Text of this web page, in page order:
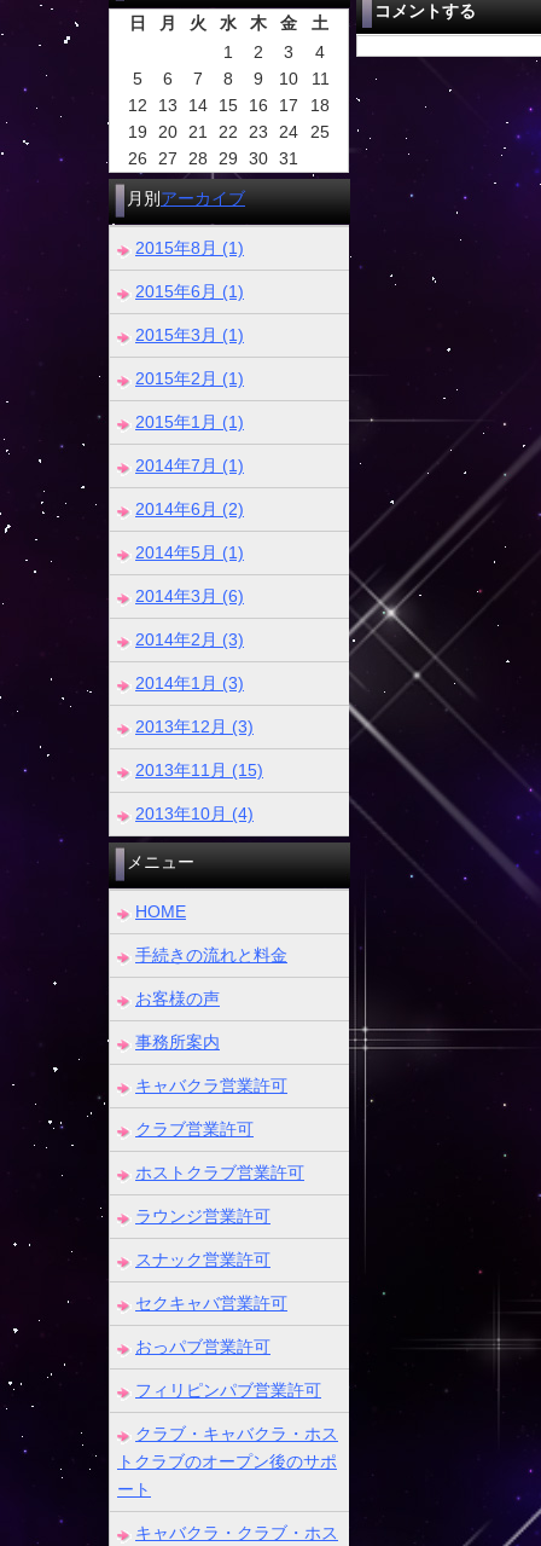
コメントする
日 月 火 水 木 金
土
1
2 3
4
5
6 7 8 9 10
11
12
13 14 15 16 17
18
19
20 21 22 23 24
25
26
27 28 29 30 31
月別 アーカイブ
2015年8月 (1)
2015年6月 (1)
2015年3月 (1)
2015年2月 (1)
2015年1月 (1)
2014年7月 (1)
2014年6月 (2)
2014年5月 (1)
2014年3月 (6)
2014年2月 (3)
2014年1月 (3)
2013年12月 (3)
2013年11月 (15)
2013年10月 (4)
メニュー
HOME
手続きの流れと料金
お客様の声
事務所案内
キャバクラ営業許可
クラブ営業許可
ホストクラブ営業許可
ラウンジ営業許可
スナック営業許可
セクキャバ営業許可
おっパブ営業許可
フィリピンパブ営業許可
クラブ・キャバクラ・ホス
トクラブのオープン後のサポ
ート
キャバクラ・クラブ・ホス